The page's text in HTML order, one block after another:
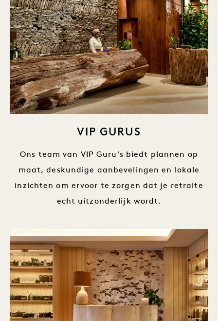
VIP GURUS
Ons team van VIP Guru's biedt plannen op
maat, deskundige aanbevelingen en lokale
inzichten om ervoor te zorgen dat je retraite
echt uitzonderlijk wordt.